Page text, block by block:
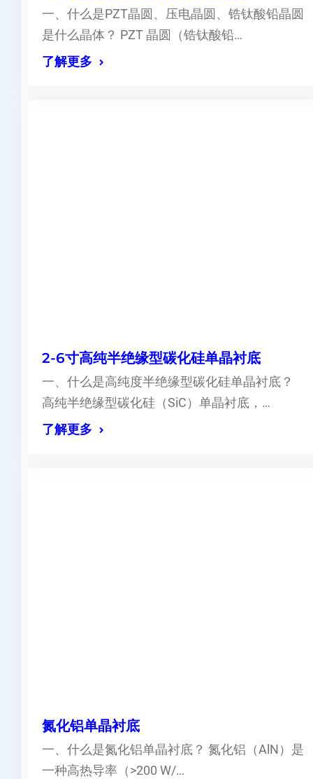
一、什么是PZT晶圆、压电晶圆、锆钛酸铅晶圆
是什么晶体？ PZT 晶圆（锆钛酸铅…
了解更多
2-6寸高纯半绝缘型碳化硅单晶衬底
一、什么是高纯度半绝缘型碳化硅单晶衬底？
高纯半绝缘型碳化硅（SiC）单晶衬底，…
了解更多
氮化铝单晶衬底
一、什么是氮化铝单晶衬底？ 氮化铝（AlN）是
一种高热导率（>200 W/…